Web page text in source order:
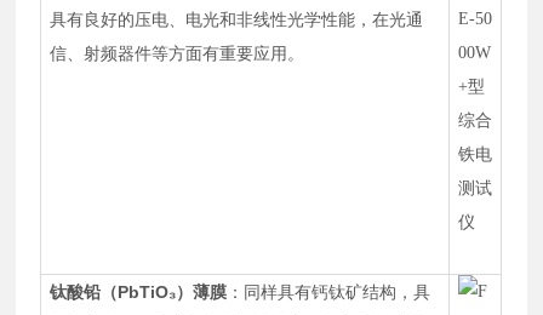
具有良好的压电、电光和非线性光学性能，在光通
信、射频器件等方面有重要应用。
钛酸铅（PbTiO₃）薄膜 ：同样具有钙钛矿结构，具